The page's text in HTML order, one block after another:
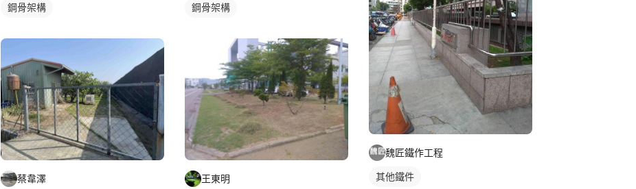
鋼骨架構
蔡韋澤
鋼骨架構
王東明
魏匠鐵作工程
其他鐵件